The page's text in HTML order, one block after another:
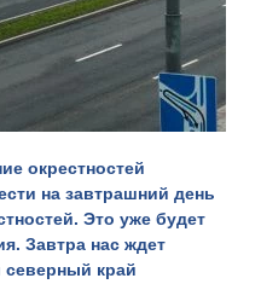
окрестностей
на завтрашний день
Это уже будет
Завтра нас ждет
северный край